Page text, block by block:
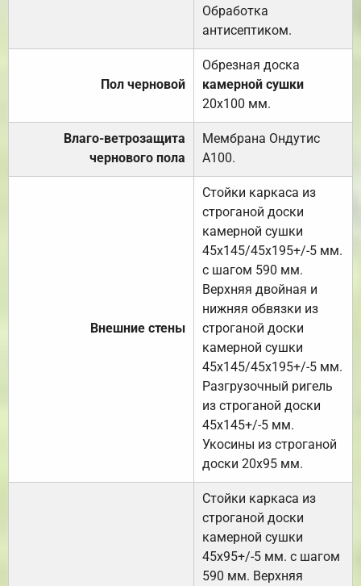
Обработка
антисептиком.
Пол черновой
Обрезная доска
камерной сушки
20х100 мм.
Влаго-ветрозащита
чернового пола
Мембрана Ондутис
А100.
Внешние стены
Стойки каркаса из
строганой доски
камерной сушки
45х145/45х195+/-5 мм.
с шагом 590 мм.
Верхняя двойная и
нижняя обвязки из
строганой доски
камерной сушки
45х145/45х195+/-5 мм.
Разгрузочный ригель
из строганой доски
45х145+/-5 мм.
Укосины из строганой
доски 20х95 мм.
Стойки каркаса из
строганой доски
камерной сушки
45х95+/-5 мм. с шагом
590 мм. Верхняя